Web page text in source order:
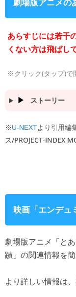
あらすじには若干
くない方は飛ばし
※クリック(タップ)で
ストーリー
※U-NEXTより引用編
ス/PROJECT-INDEX
映画「エンデュ
劇場版アニメ「と
蹟」の関連情報を
より詳しい情報は